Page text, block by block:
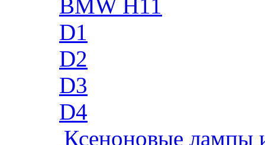
BMW H11
D1
D2
D3
D4
Ксеноновые лампы